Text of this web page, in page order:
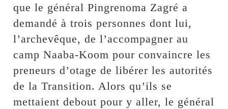
que le général Pingrenoma Zagré a
demandé à trois personnes dont lui,
l’archevêque, de l’accompagner au
camp Naaba-Koom pour convaincre les
preneurs d’otage de libérer les autorités
de la Transition. Alors qu’ils se
mettaient debout pour y aller, le général